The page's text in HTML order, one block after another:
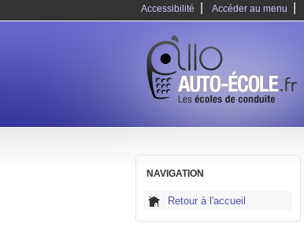
Accessibilité Accéder au menu
NAVIGATION
Retour à l'accueil